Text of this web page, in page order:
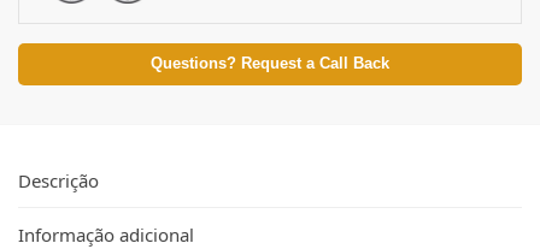
Questions? Request a Call Back
Descrição
Informação adicional